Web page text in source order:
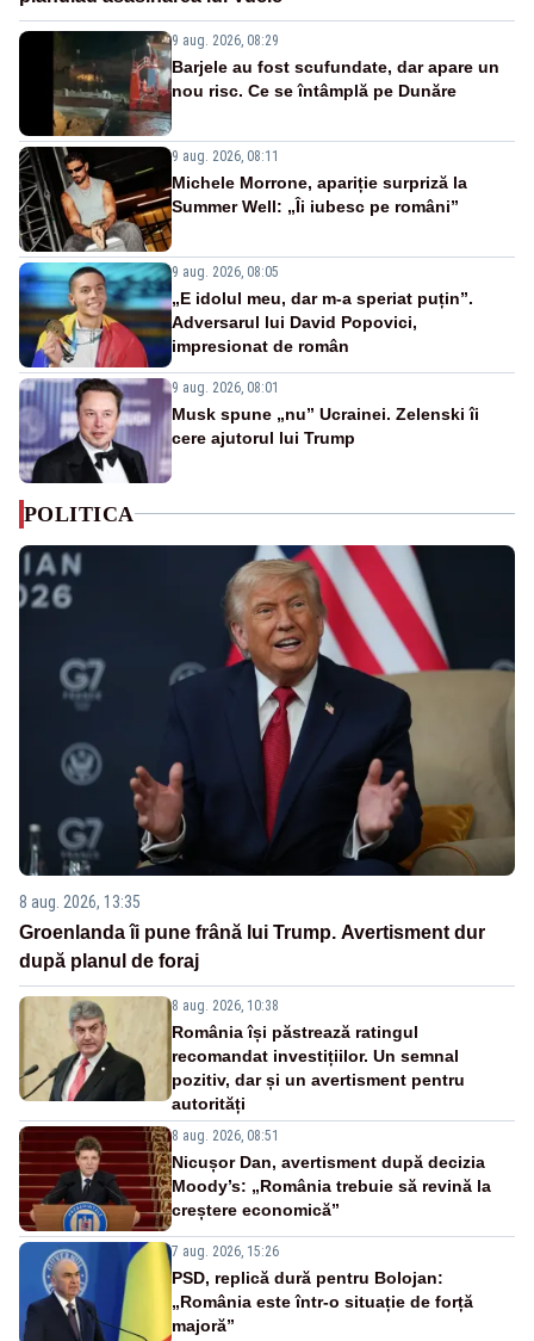
9 aug. 2026, 08:29
Barjele au fost scufundate, dar apare un
nou risc. Ce se întâmplă pe Dunăre
9 aug. 2026, 08:11
Michele Morrone, apariție surpriză la
Summer Well: „Îi iubesc pe români”
9 aug. 2026, 08:05
„E idolul meu, dar m-a speriat puțin”.
Adversarul lui David Popovici,
impresionat de român
9 aug. 2026, 08:01
Musk spune „nu” Ucrainei. Zelenski îi
cere ajutorul lui Trump
POLITICA
8 aug. 2026, 13:35
Groenlanda îi pune frână lui Trump. Avertisment dur
după planul de foraj
8 aug. 2026, 10:38
România își păstrează ratingul
recomandat investițiilor. Un semnal
pozitiv, dar și un avertisment pentru
autorități
8 aug. 2026, 08:51
Nicușor Dan, avertisment după decizia
Moody’s: „România trebuie să revină la
creștere economică”
7 aug. 2026, 15:26
PSD, replică dură pentru Bolojan:
„România este într-o situație de forță
majoră”